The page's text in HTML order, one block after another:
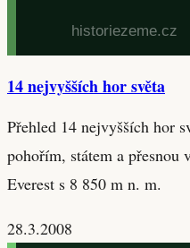
14 nejvyšších hor světa
Přehled 14 nejvyšších hor
pohořím, státem a
Everest s 8 850 m n. m.
28.3.2008